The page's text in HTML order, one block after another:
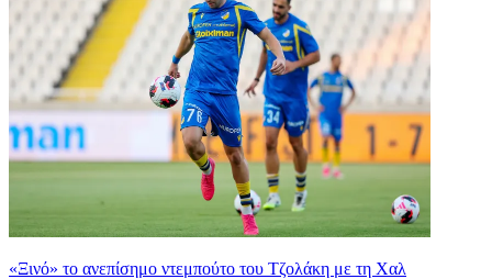
«Ξινό» το ανεπίσημο ντεμπούτο του Τζολάκη με τη Χαλ